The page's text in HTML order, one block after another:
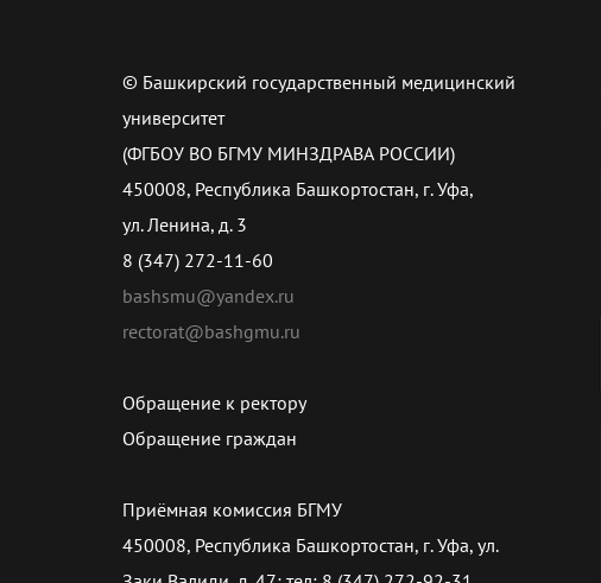
© Башкирский государственный медицинский
университет
(ФГБОУ ВО БГМУ МИНЗДРАВА РОССИИ)
450008, Республика Башкортостан, г. Уфа,
ул. Ленина, д. 3
8 (347) 272-11-60
bashsmu@yandex.ru
rectorat@bashgmu.ru
Обращение к ректору
Обращение граждан
Приёмная комиссия БГМУ
450008, Республика Башкортостан, г. Уфа, ул.